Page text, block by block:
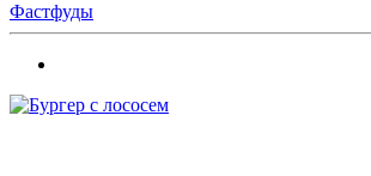
Фастфуды